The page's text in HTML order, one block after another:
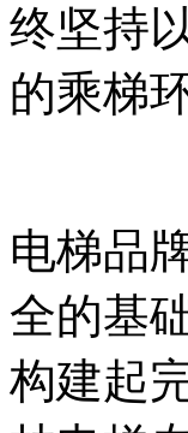
终坚持
的乘梯
电梯品
全的基
构建起